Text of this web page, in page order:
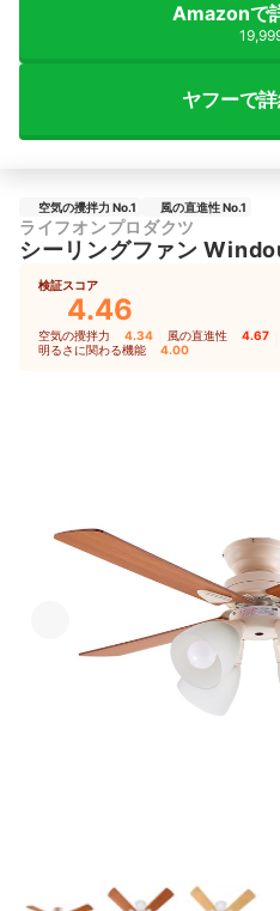
Amazonで
ヤフーで
空気の攪拌力 No.1 風の直進性 No.1
ライフオンプロダクツ
シーリングファン
検証スコア
4.46
空気の攪拌力 4.34 風の直進性 4.67
明るさに関わる機能 4.00